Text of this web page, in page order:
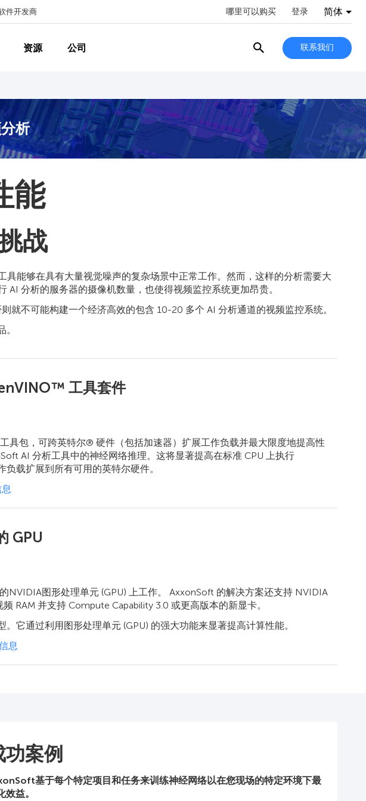
件开发商 哪里可以购买 登录 简体
资源 公司 联系我们
析
能
战
具能够在具有大量视觉噪声的复杂场景中正常工作。然而，这样的分析需要大
AI 分析的服务器的摄像机数量，也使得视频监控系统更加昂贵。
就不可能构建一个经济高效的包含 10-20 多个 AI 分析通道的视频监控系统。
工具套件
具包，可跨英特尔® 硬件（包括加速器）扩展工作负载并最大限度地提高性
AI 分析工具中的神经网络推理。这将显著提高在标准 CPU 上执行
载扩展到所有可用的英特尔硬件。
GPU
NVIDIA图形处理单元 (GPU) 上工作。 AxxonSoft 的解决方案还支持 NVIDIA
RAM 并支持 Compute Capability 3.0 或更高版本的新显卡。
它通过利用图形处理单元 (GPU) 的强大功能来显著提高计算性能。
息
功案例
基于每个特定项目和任务来训练神经网络以在您现场的特定环境下最
效益。